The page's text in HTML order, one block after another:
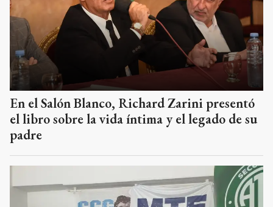
En el Salón Blanco, Richard Zarini presentó
el libro sobre la vida íntima y el legado de su
padre